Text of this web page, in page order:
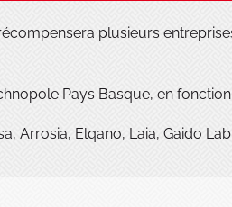
plusieurs
Pays Basque, en
Arrosia, Elqano, Laia, Gaido